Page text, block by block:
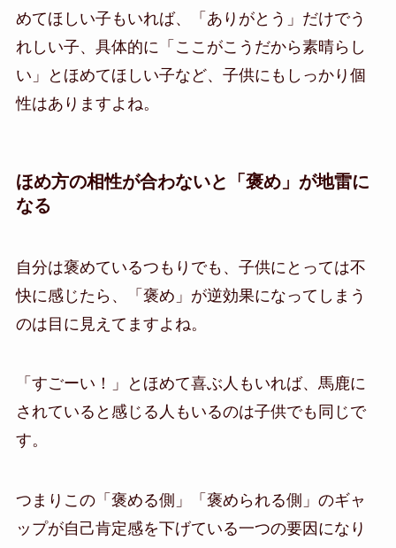
めてほしい子もいれば、「ありがとう」だけでう
れしい子、具体的に「ここがこうだから素晴らし
い」とほめてほしい子など、子供にもしっかり個
性はありますよね。
ほめ方の相性が合わないと「褒め」が地雷に
なる
自分は褒めているつもりでも、子供にとっては不
快に感じたら、「褒め」が逆効果になってしまう
のは目に見えてますよね。
「すごーい！」とほめて喜ぶ人もいれば、馬鹿に
されていると感じる人もいるのは子供でも同じで
す。
つまりこの「褒める側」「褒められる側」のギャ
ップが自己肯定感を下げている一つの要因になり